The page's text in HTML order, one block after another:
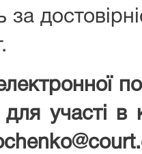
за
участі в